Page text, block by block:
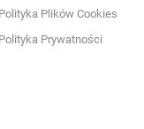
Polityka Plików Cookies
Polityka Prywatności